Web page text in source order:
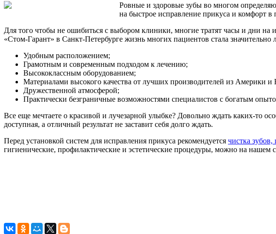
Ровные и здоровые зубы во многом
на быстрое исправление прикуса и комфорт в
Для того чтобы не ошибиться с выбором клиники, многие тратят часы и дни на
«Стом-Гарант» в Санкт-Петербурге жизнь многих пациентов стала
Удобным расположением;
Грамотным и современным подходом к лечению;
Высококлассным оборудованием;
Материалами высокого качества от лучших производителей из Америки и
Дружественной атмосферой;
Практически безграничные возможностями специалистов с богатым
Все еще мечтаете о красивой и лучезарной улыбке? Довольно ждать каких-то
доступная, а отличный результат не заставит себя долго ждать.
Перед установкой систем для исправления прикуса рекомендуется чистка зубов,
гигиенические, профилактические и эстетические процедуры, можно на нашем